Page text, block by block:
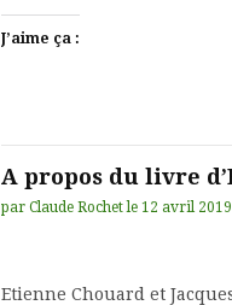
J’aime ça :
A propos du livre
par Claude Rochet le 12 avril 2019
Etienne Chouard et